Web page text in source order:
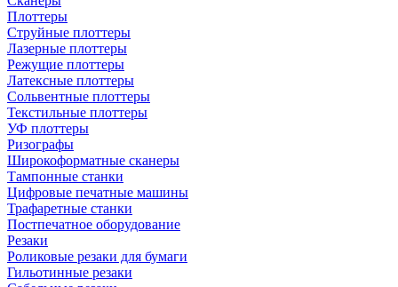
Плоттеры
Струйные плоттеры
Лазерные плоттеры
Режущие плоттеры
Латексные плоттеры
Сольвентные плоттеры
Текстильные плоттеры
УФ плоттеры
Ризографы
Широкоформатные сканеры
Тампонные станки
Цифровые печатные машины
Трафаретные станки
Постпечатное оборудование
Резаки
Роликовые резаки для бумаги
Гильотинные резаки